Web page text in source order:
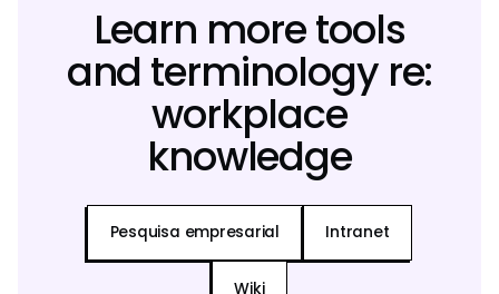
Learn more tools
and terminology re:
workplace
knowledge
Pesquisa empresarial Intranet
Wiki